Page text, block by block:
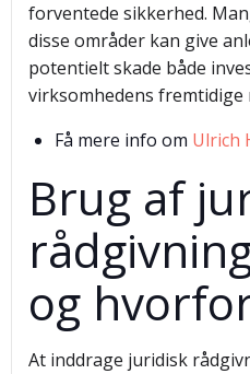
forventede sikkerhed.
disse områder kan give
potentielt skade både
virksomhedens fremtidige
Få mere info om Ulrich
Brug af
og
At inddrage juridisk